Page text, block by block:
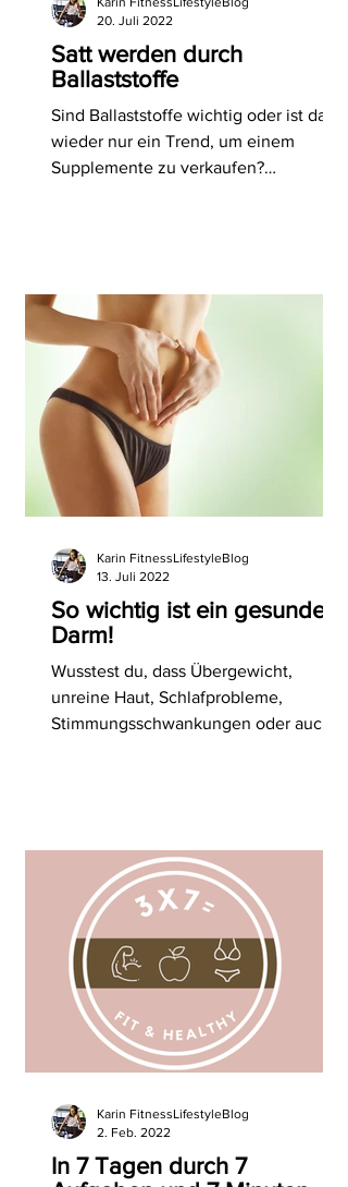
Satt werden durch
Ballaststoffe
Sind Ballaststoffe wichtig oder ist das
wieder nur ein Trend, um einem
Supplemente zu verkaufen?
20. Juli 2022
So wichtig ist ein gesunder
Darm!
Wusstest du, dass Übergewicht,
unreine Haut, Schlafprobleme,
Stimmungsschwankungen oder auch
Karin FitnessLifestyleBlog
13. Juli 2022
In 7 Tagen durch 7
Karin FitnessLifestyleBlog
2. Feb. 2022